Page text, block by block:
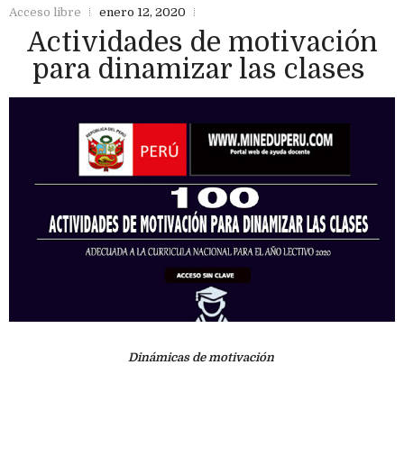
Acceso libre enero 12, 2020
Actividades de motivación
para dinamizar las clases
Dinámicas de motivación